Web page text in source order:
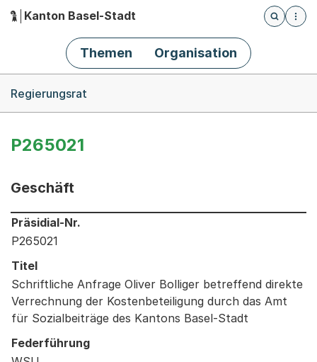
Hauptnavigation
Kanton Basel-Stadt
Öffnet
Themen Organisation
Regierungsrat
P265021
Geschäft
Informationen zum Ausgewählten Geschäft
Präsidial-Nr.
P265021
Titel
Schriftliche Anfrage Oliver Bolliger betreffend direkte
Verrechnung der Kostenbeteiligung durch das Amt
für Sozialbeiträge des Kantons Basel-Stadt
Federführung